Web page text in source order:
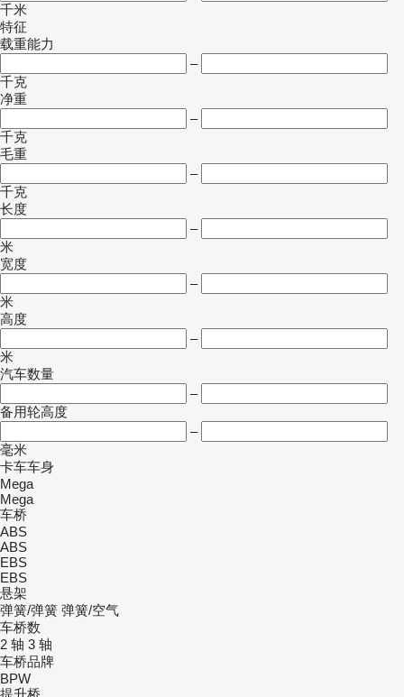
千米
特征
载重能力
–
千克
净重
–
千克
毛重
–
千克
长度
–
米
宽度
–
米
高度
–
米
汽车数量
–
备用轮高度
–
毫米
卡车车身
Mega
Mega
车桥
ABS
ABS
EBS
EBS
悬架
弹簧/弹簧 弹簧/空气
车桥数
2 轴 3 轴
车桥品牌
BPW
提升桥